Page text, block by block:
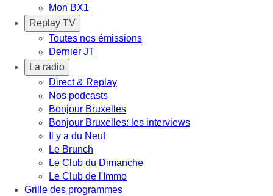
Mon BX1
Replay TV
Toutes nos émissions
Dernier JT
La radio
Direct & Replay
Nos podcasts
Bonjour Bruxelles
Bonjour Bruxelles: les interviews
Il y a du Neuf
Le Brunch
Le Club du Dimanche
Le Club de l'Immo
Grille des programmes